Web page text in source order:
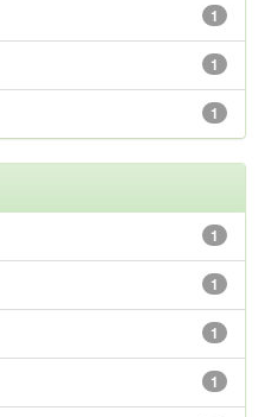
1
1
1
1
1
1
1